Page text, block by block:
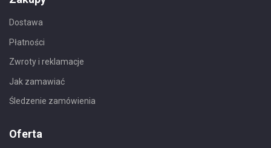
Dostawa
Płatności
Zwroty i reklamacje
Jak zamawiać
Śledzenie zamówienia
Oferta